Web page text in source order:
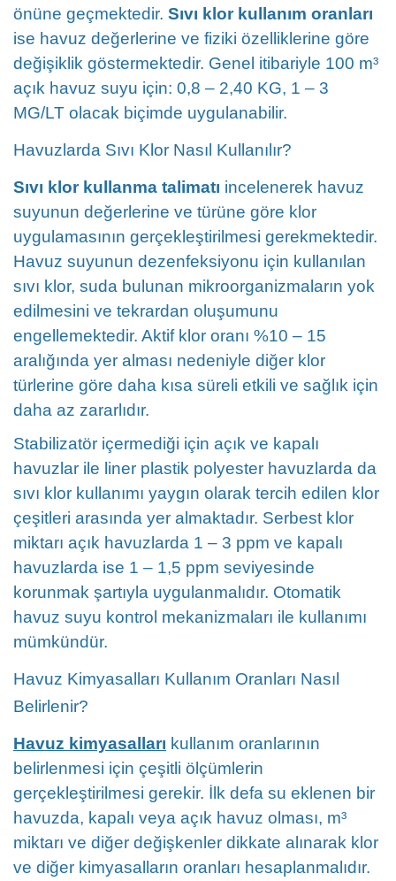
önüne geçmektedir. Sıvı klor kullanım oranları
ise havuz değerlerine ve fiziki özelliklerine göre
değişiklik göstermektedir. Genel itibariyle 100 m³
açık havuz suyu için: 0,8 – 2,40 KG, 1 – 3
MG/LT olacak biçimde uygulanabilir.
Havuzlarda Sıvı Klor Nasıl Kullanılır?
Sıvı klor kullanma talimatı incelenerek havuz
suyunun değerlerine ve türüne göre klor
uygulamasının gerçekleştirilmesi gerekmektedir.
Havuz suyunun dezenfeksiyonu için kullanılan
sıvı klor, suda bulunan mikroorganizmaların yok
edilmesini ve tekrardan oluşumunu
engellemektedir. Aktif klor oranı %10 – 15
aralığında yer alması nedeniyle diğer klor
türlerine göre daha kısa süreli etkili ve sağlık için
daha az zararlıdır.
Stabilizatör içermediği için açık ve kapalı
havuzlar ile liner plastik polyester havuzlarda da
sıvı klor kullanımı yaygın olarak tercih edilen klor
çeşitleri arasında yer almaktadır. Serbest klor
miktarı açık havuzlarda 1 – 3 ppm ve kapalı
havuzlarda ise 1 – 1,5 ppm seviyesinde
korunmak şartıyla uygulanmalıdır. Otomatik
havuz suyu kontrol mekanizmaları ile kullanımı
mümkündür.
Havuz Kimyasalları Kullanım Oranları Nasıl
Belirlenir?
Havuz kimyasalları kullanım oranlarının
belirlenmesi için çeşitli ölçümlerin
gerçekleştirilmesi gerekir. İlk defa su eklenen bir
havuzda, kapalı veya açık havuz olması, m³
miktarı ve diğer değişkenler dikkate alınarak klor
ve diğer kimyasalların oranları hesaplanmalıdır.